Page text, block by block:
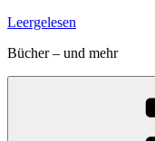
Zum
springen
Leergelesen
Bücher – und mehr